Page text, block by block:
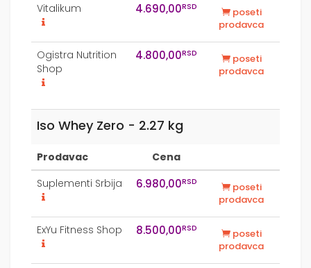
Vitalikum 4.690,00RSD
poseti
prodavca
Ogistra Nutrition
Shop
4.800,00RSD
poseti
prodavca
Iso Whey Zero - 2.27 kg
Prodavac
Cena
Suplementi Srbija
6.980,00RSD
poseti
prodavca
ExYu Fitness Shop 8.500,00RSD
poseti
prodavca